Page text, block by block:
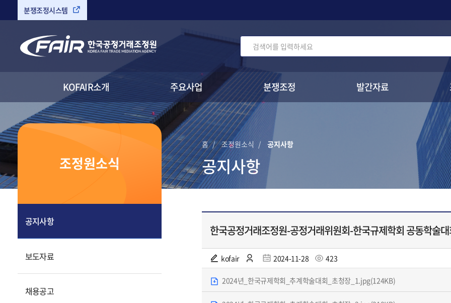
분쟁조정시스템
KOFAIR소개 주요사업 분쟁조정 발간자료
전체메뉴 열기/닫기
조정원소식
공지사항
보도자료
채용공고
홈 조정원소식 공지사항
공지사항
링크복사 인쇄하기
한국공정거래조정원-공정거래위원회-한국규제학회 공동학술
kofair 2024-11-28 423
2024년_한국규제학회_추계학술대회_초청장_1.jpg(124KB)